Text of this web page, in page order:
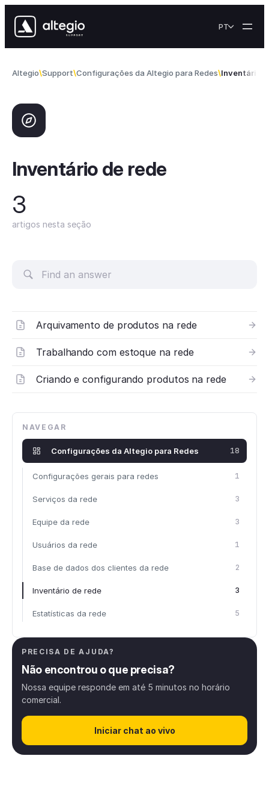
PT
Altegio Support Configurações da Altegio para Redes Inventário
Inventário de rede
3
artigos nesta seção
NAVEGAR
Informações Gerais
Configurações da solução
Agendamento online 40
Aplicativo no Smartphone 28
Configurações da Altegio para Redes 18
Configurações gerais para redes 1
Serviços da rede 3
Equipe da rede 3
Usuários da rede 1
Base de dados dos clientes da rede 2
Inventário de rede 3
Estatísticas da rede 5
PRECISA DE AJUDA?
Não encontrou o que precisa?
Nossa equipe responde em até 5 minutos no horário
comercial.
Iniciar chat ao vivo
Arquivamento de produtos na rede
Trabalhando com estoque na rede
Criando e configurando produtos na rede